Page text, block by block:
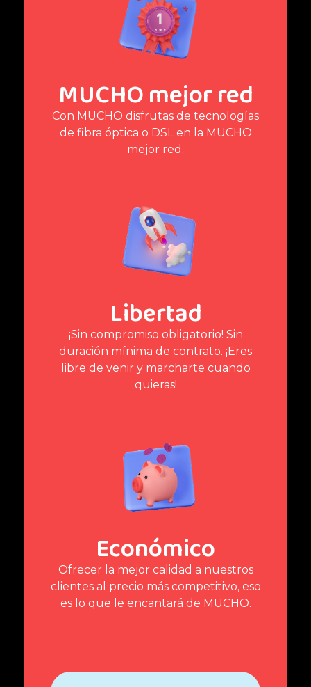
MUCHO mejor red
Con MUCHO disfrutas de tecnologías
de fibra óptica o DSL en la MUCHO
mejor red.
Libertad
¡Sin compromiso obligatorio! Sin
duración mínima de contrato. ¡Eres
libre de venir y marcharte cuando
quieras!
Económico
Ofrecer la mejor calidad a nuestros
clientes al precio más competitivo, eso
es lo que le encantará de MUCHO.